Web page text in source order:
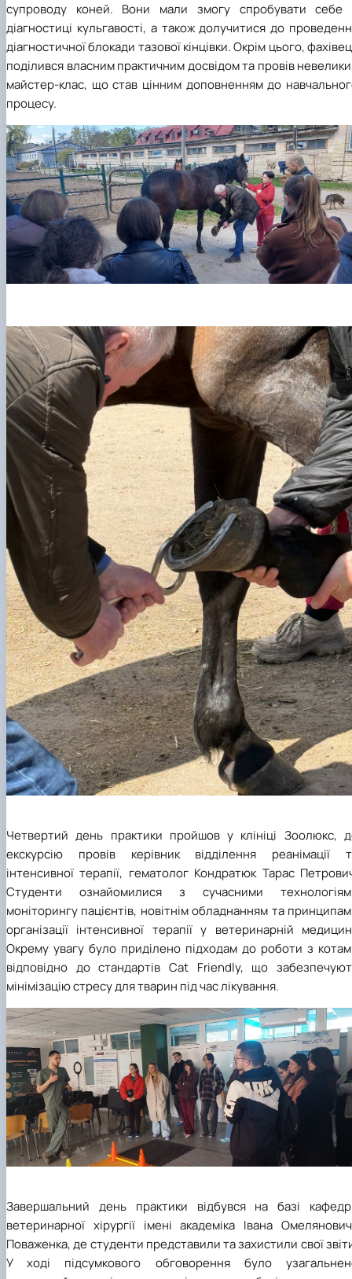
супроводу коней. Вони мали змогу спробувати себе
діагностиці кульгавості, а також долучитися до
діагностичної блокади тазової кінцівки. Окрім цього,
поділився власним практичним досвідом та провів
майстер-клас, що став цінним доповненням до
процесу.
Четвертий день практики пройшов у клініці Зоолюкс,
екскурсію провів керівник відділення реанімації
інтенсивної терапії, гематолог Кондратюк Тарас
Студенти ознайомилися з сучасними
моніторингу пацієнтів, новітнім обладнанням та
організації інтенсивної терапії у ветеринарній
Окрему увагу було приділено підходам до роботи з
відповідно до стандартів Cat Friendly, що
мінімізацію стресу для тварин під час лікування.
Завершальний день практики відбувся на базі
ветеринарної хірургії імені академіка Івана
Поваженка, де студенти представили та захистили свої
У ході підсумкового обговорення було